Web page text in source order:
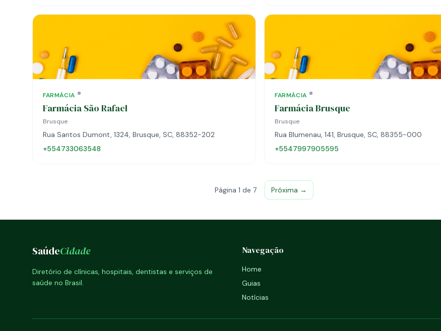
FARMÁCIA
Farmácia São Rafael
Brusque
Rua Santos Dumont, 1324, Brusque, SC, 88352-202
+554733063548
FARMÁCIA
Farmácia Brusque
Brusque
Rua Blumenau, 141, Brusque, SC, 88355-000
+5547997905595
Página 1 de 7 Próxima →
SaúdeCidade
Diretório de clínicas, hospitais, dentistas e serviços de
saúde no Brasil.
Navegação
Home
Guias
Notícias